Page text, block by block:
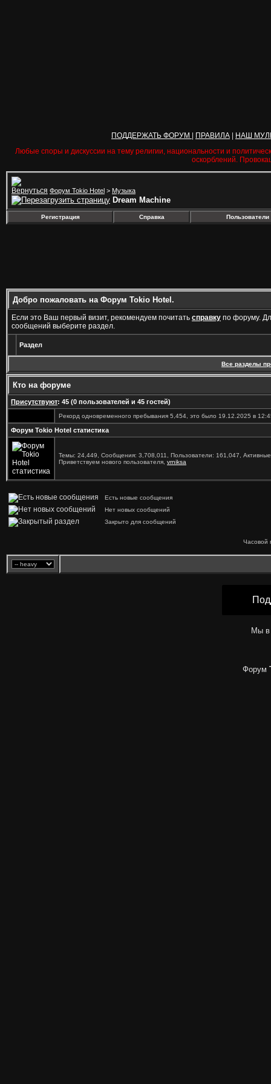
ПОДДЕРЖАТЬ ФОРУМ ПРАВИЛА
НАШ
Любые споры и дискуссии на тему религии, национальности и
оскорблений.
Форум Tokio Hotel > Музыка
Dream Machine
Регистрация Справка Пользователи
Добро пожаловать на Форум Tokio Hotel.
Если это Ваш первый визит, рекомендуем почитать справку по форуму.
сообщений выберите раздел.
Раздел
Все разделы
Кто на форуме
Присутствуют: 45 (0 пользователей и 45 гостей)
Рекорд одновременного пребывания 5,454, это было 19.12.2025 в
Форум Tokio Hotel статистика
Темы: 24,449, Сообщения: 3,708,011, Пользователи: 161,047,
Приветствуем нового пользователя, vrniksa
Есть новые сообщения
Нет новых сообщений
Закрыто для сообщений
Часовой
Мы в
Форум